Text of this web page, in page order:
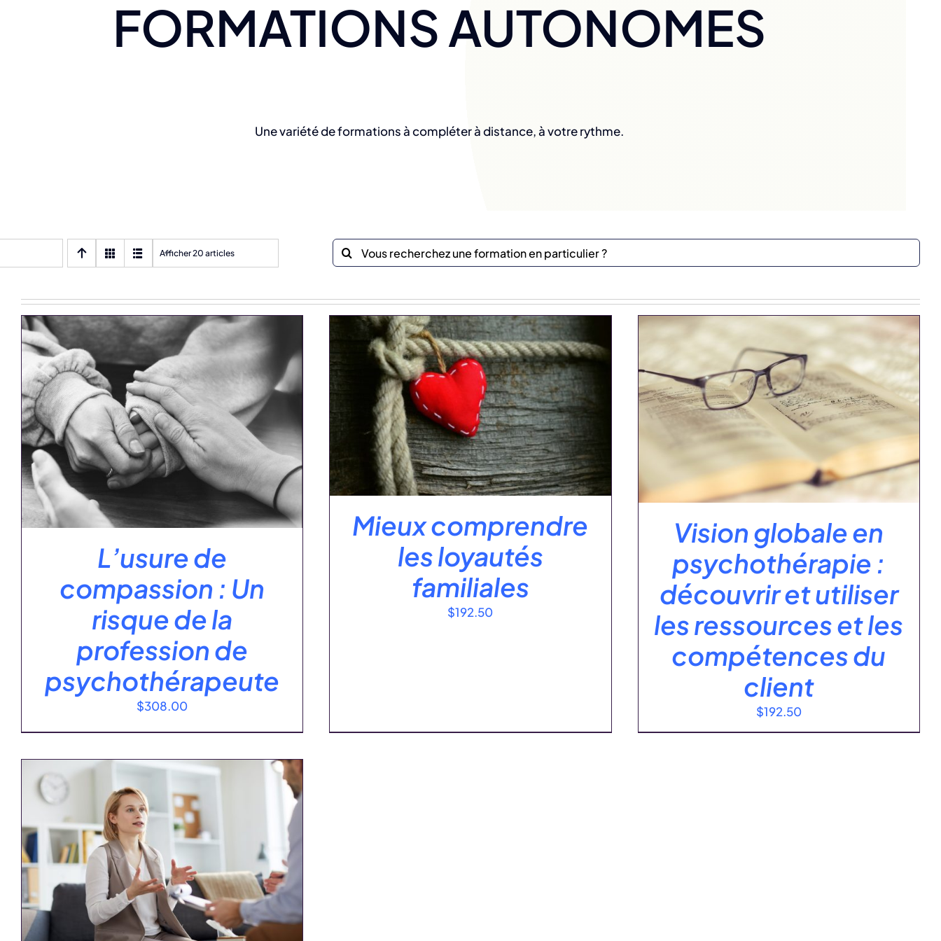
FORMATIONS AUTONOMES
Une variété de formations à compléter à distance, à votre rythme.
Afficher 20 articles
Recherche
sur
site
L’usure de
compassion : Un
risque de la
profession de
psychothérapeute
$308.00
AJOUTER AU PANIER DÉTAILS
Mieux comprendre
les loyautés
familiales
$192.50
AJOUTER AU PANIER / DÉTAILS
Vision globale en
psychothérapie :
découvrir et utiliser
les ressources et les
compétences du
client
$192.50